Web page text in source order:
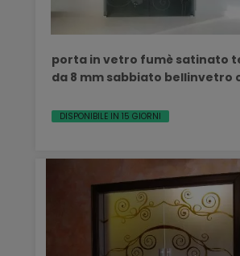
porta in vetro fumè satinato
da 8 mm sabbiato bellinvetro
DISPONIBILE IN 15 GIORNI